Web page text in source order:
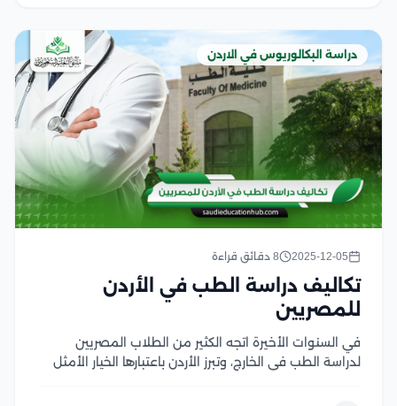
دراسة البكالوريوس في الاردن
2025-12-05 8 دقائق قراءة
تكاليف دراسة الطب في الأردن
للمصريين
في السنوات الأخيرة اتجه الكثير من الطلاب المصريين
لدراسة الطب في الخارج، وتبرز الأردن باعتبارها الخيار الأمثل